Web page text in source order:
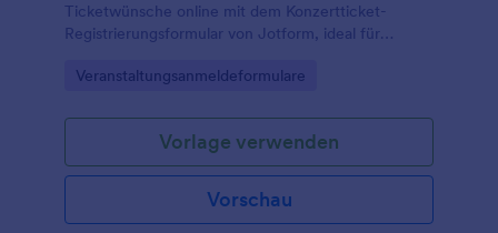
Ticketwünsche online mit dem Konzertticket-
Registrierungsformular von Jotform, ideal für
Planung und zentralen Datenerfassung.
Go to Category:
Veranstaltungsanmeldeformulare
Vorlage verwenden
Vorschau